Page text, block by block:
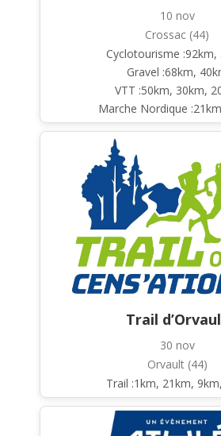
10 nov
Crossac (44)
Cyclotourisme :92km,
Gravel :68km,
VTT :50km, 30km,
Marche Nordique
Trail
30 nov
Orvault (44)
Trail :1km, 21km,